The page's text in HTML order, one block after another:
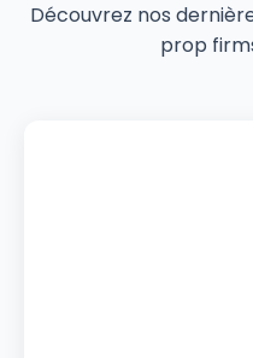
Découvrez nos
prop